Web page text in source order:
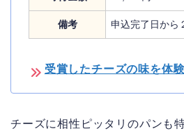
備考 申込完了日から
受賞したチーズの味を体
チーズに相性ピッタリのパンも